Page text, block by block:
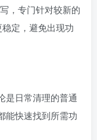
，专门针对较新的
定，避免出现功
是日常清理的普通
能快速找到所需功